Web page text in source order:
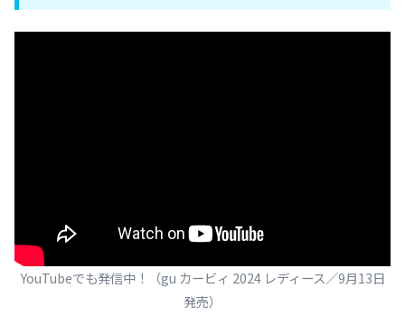
YouTubeでも発信中！（gu カービィ 2024 レディース／9月13日
発売）